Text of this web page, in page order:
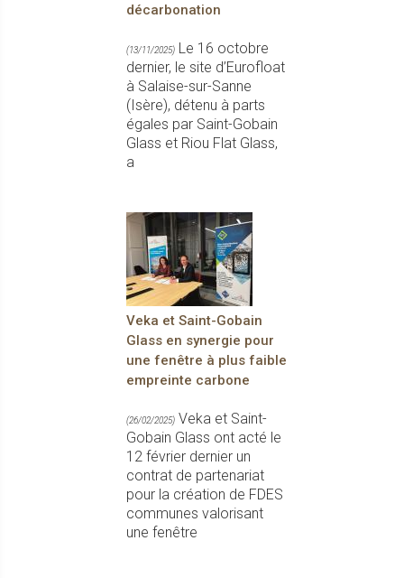
décarbonation
(13/11/2025) Le 16 octobre
dernier, le site d’Eurofloat
à Salaise-sur-Sanne
(Isère), détenu à parts
égales par Saint-Gobain
Glass et Riou Flat Glass,
a
Veka et Saint-Gobain
Glass en synergie pour
une fenêtre à plus faible
empreinte carbone
(26/02/2025) Veka et Saint-
Gobain Glass ont acté le
12 février dernier un
contrat de partenariat
pour la création de FDES
communes valorisant
une fenêtre